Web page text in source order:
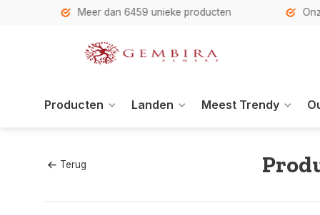
Meer dan 6459 unieke producten Onze
Producten Landen Meest Trendy
Terug